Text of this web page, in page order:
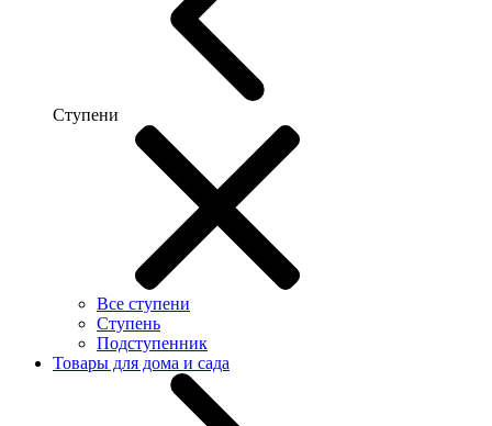
Ступени
Все ступени
Ступень
Подступенник
Товары для дома и сада